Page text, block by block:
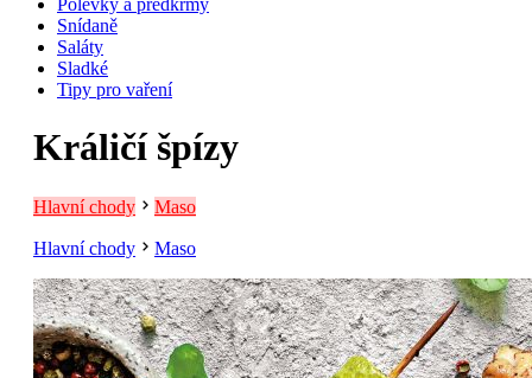
Polévky a předkrmy
Snídaně
Saláty
Sladké
Tipy pro vaření
Králičí špízy
Hlavní chody Maso
Hlavní chody Maso